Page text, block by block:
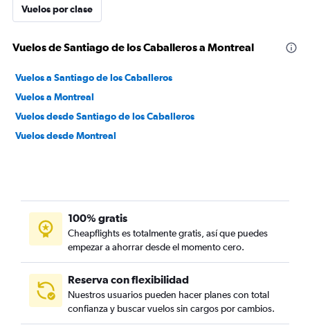
Vuelos por clase
Vuelos de Santiago de los Caballeros a Montreal
Vuelos a Santiago de los Caballeros
Vuelos a Montreal
Vuelos desde Santiago de los Caballeros
Vuelos desde Montreal
100% gratis
Cheapflights es totalmente gratis, así que puedes
empezar a ahorrar desde el momento cero.
Reserva con flexibilidad
Nuestros usuarios pueden hacer planes con total
confianza y buscar vuelos sin cargos por cambios.